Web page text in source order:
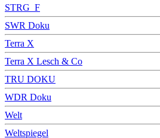
STRG_F
SWR Doku
Terra X
Terra X Lesch & Co
TRU DOKU
WDR Doku
Welt
Weltspiegel